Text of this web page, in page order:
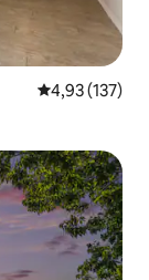
prosječna
4,93 (137)